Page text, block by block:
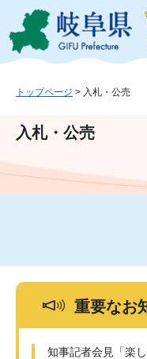
ジ
ュ
文
トップページ > 入札・公売
入札・公売
重要なお
知事記者会見「楽